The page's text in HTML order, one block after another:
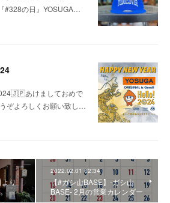
#328の日』YOSUGA…
あけましておめで
ぞよろしくお願い致し…
り
2022.02.01 02:34
【#ガシ山BASE】-ガシ山
BASE- 2月の営業カレンダー